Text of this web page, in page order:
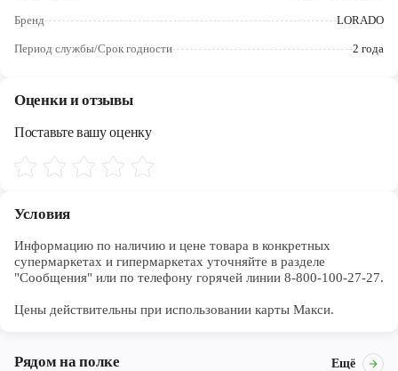
Череповец
Ярославль
Бренд LORADO
Период службы/Срок годности 2 года
Оценки и отзывы
Поставьте вашу оценку
Условия
Информацию по наличию и цене товара в конкретных
супермаркетах и гипермаркетах уточняйте в разделе
"Сообщения" или по телефону горячей линии 8-800-100-27-27.
Цены действительны при использовании карты Макси.
Рядом на полке Ещё